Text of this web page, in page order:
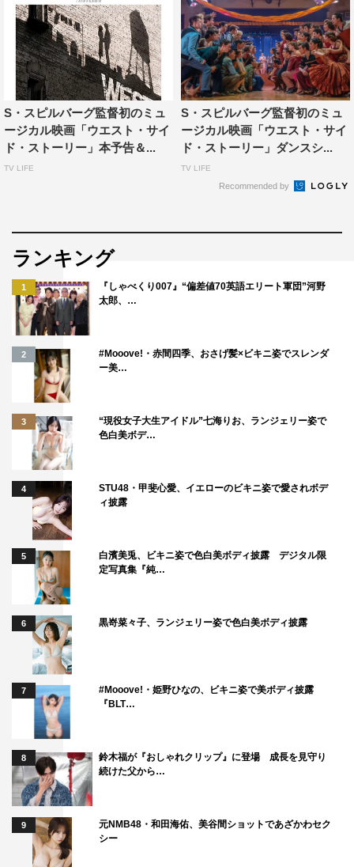
S・スピルバーグ監督初のミュ
ージカル映画「ウエスト・サイ
ド・ストーリー」本予告＆...
TV LIFE
S・スピルバーグ監督初のミュ
ージカル映画「ウエスト・サイ
ド・ストーリー」ダンスシ...
TV LIFE
Recommended by
ランキング
1
『しゃべくり007』“偏差値70英語エリート軍団”河野
太郎、…
2
#Mooove!・赤間四季、おさげ髪×ビキニ姿でスレンダ
ー美…
3
“現役女子大生アイドル”七海りお、ランジェリー姿で
色白美ボデ…
4
STU48・甲斐心愛、イエローのビキニ姿で愛されボデ
ィ披露
5
白濱美兎、ビキニ姿で色白美ボディ披露 デジタル限
定写真集『純…
6 黒嵜菜々子、ランジェリー姿で色白美ボディ披露
7
#Mooove!・姫野ひなの、ビキニ姿で美ボディ披露
『BLT…
8
鈴木福が『おしゃれクリップ』に登場 成長を見守り
続けた父から…
9
元NMB48・和田海佑、美谷間ショットであざかわセク
シー